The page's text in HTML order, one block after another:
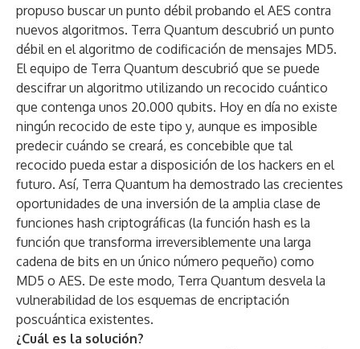
propuso buscar un punto débil probando el AES contra
nuevos algoritmos. Terra Quantum descubrió un punto
débil en el algoritmo de codificación de mensajes MD5.
El equipo de Terra Quantum descubrió que se puede
descifrar un algoritmo utilizando un recocido cuántico
que contenga unos 20.000 qubits. Hoy en día no existe
ningún recocido de este tipo y, aunque es imposible
predecir cuándo se creará, es concebible que tal
recocido pueda estar a disposición de los hackers en el
futuro. Así, Terra Quantum ha demostrado las crecientes
oportunidades de una inversión de la amplia clase de
funciones hash criptográficas (la función hash es la
función que transforma irreversiblemente una larga
cadena de bits en un único número pequeño) como
MD5 o AES. De este modo, Terra Quantum desvela la
vulnerabilidad de los esquemas de encriptación
poscuántica existentes.
¿Cuál es la solución?